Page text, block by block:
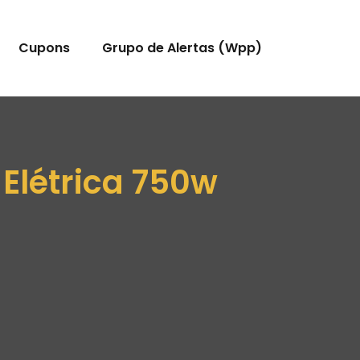
Cupons Grupo de Alertas (Wpp)
750w